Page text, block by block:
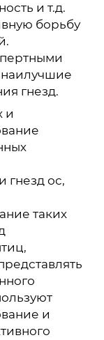
и т.д.
борьбу
гнезд.
и
гнезд ос,
таких
и